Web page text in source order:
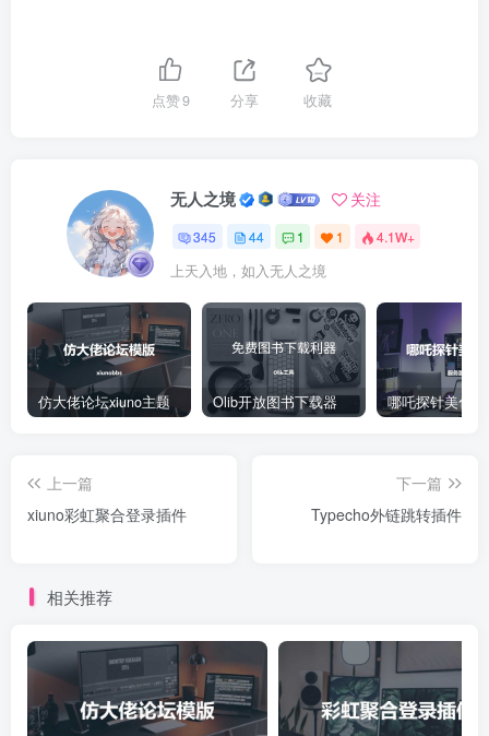
点赞9 分享 收藏
无人之境 关注
345 44 1 1 4.1W+
上天入地，如入无人之境
仿大佬论坛xiuno主题 Olib开放图书下载器 哪吒探针美化
上一篇
xiuno彩虹聚合登录插件
下一篇
Typecho外链跳转插件
相关推荐